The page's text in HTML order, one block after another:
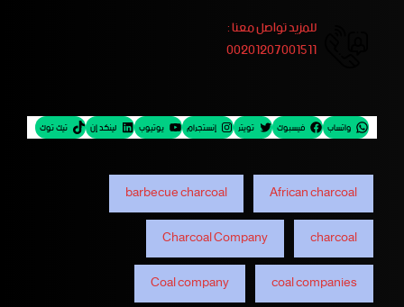
للمزيد تواصل معنا :
00201207001511
واتساب فيسبوك تويتر إنستجرام يوتيوب لينكد إن تيك توك
African charcoal
barbecue charcoal
charcoal
Charcoal Company
coal companies
Coal company